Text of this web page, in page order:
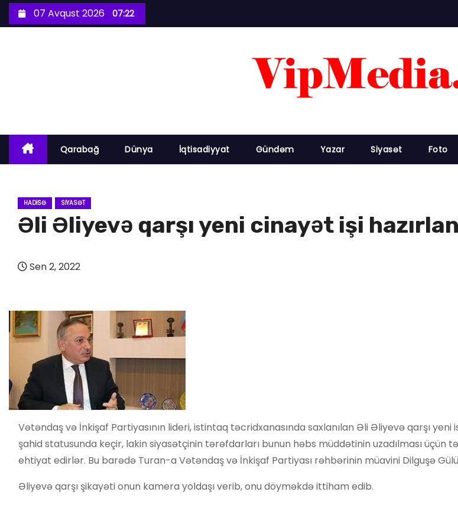
k
07 Avqust 2026 07:22
Qarabağ Dünya İqtisadiyyat Gündəm Yazar Siyasət Foto
HADISƏ SIYASƏT
Əli Əliyevə qarşı yeni cinayət işi
Sen 2, 2022
Vətəndaş və İnkişaf Partiyasının lideri, istintaq təcridxanasında saxlanılan Əli Əliyevə qarşı yeni
şahid statusunda keçir, lakin siyasətçinin tərəfdarları bunun həbs müddətinin uzadılması üçün
ehtiyat edirlər. Bu barədə Turan-a Vətəndaş və İnkişaf Partiyası rəhbərinin müavini Dilguşə
Əliyevə qarşı şikayəti onun kamera yoldaşı verib, onu döyməkdə ittiham edib.